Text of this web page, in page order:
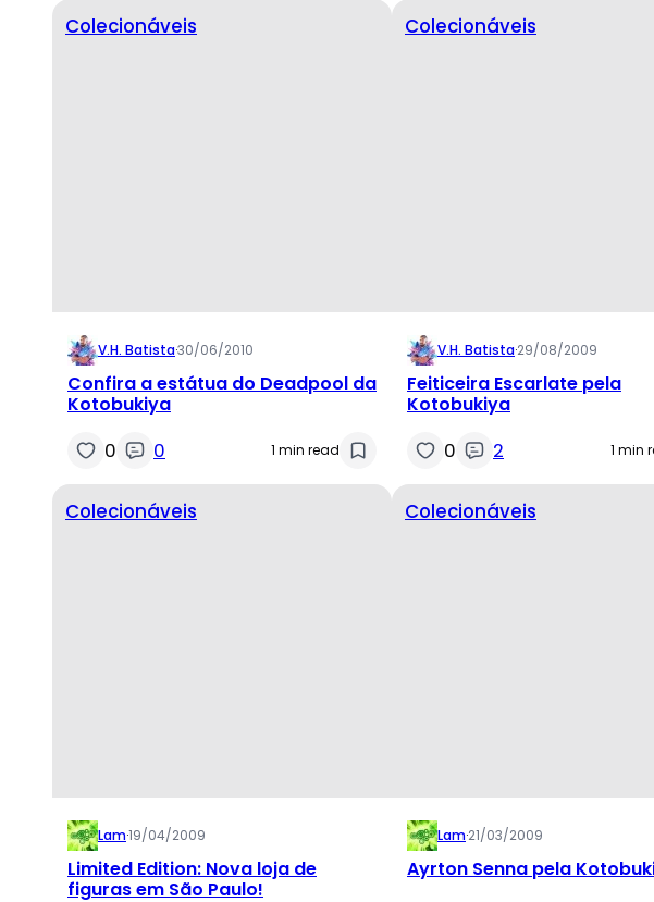
Colecionáveis
V.H. Batista·30/06/2010
Confira a estátua do Deadpool da
Kotobukiya
0 0 1 min read
Colecionáveis
V.H. Batista·29/08/2009
Feiticeira Escarlate pela
Kotobukiya
0 2 1 min
Colecionáveis
Lam·19/04/2009
Limited Edition: Nova loja de
figuras em São Paulo!
Colecionáveis
Lam·21/03/2009
Ayrton Senna pela